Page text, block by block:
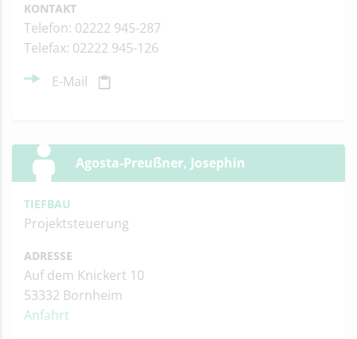
KONTAKT
Telefon: 02222 945-287
Telefax: 02222 945-126
E-Mail
Agosta-Preußner, Josephin
TIEFBAU
Projektsteuerung
ADRESSE
Auf dem Knickert 10
53332 Bornheim
Anfahrt